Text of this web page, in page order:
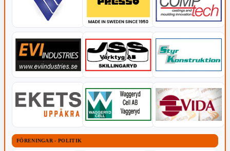
FÖRENINGAR - POLITIK